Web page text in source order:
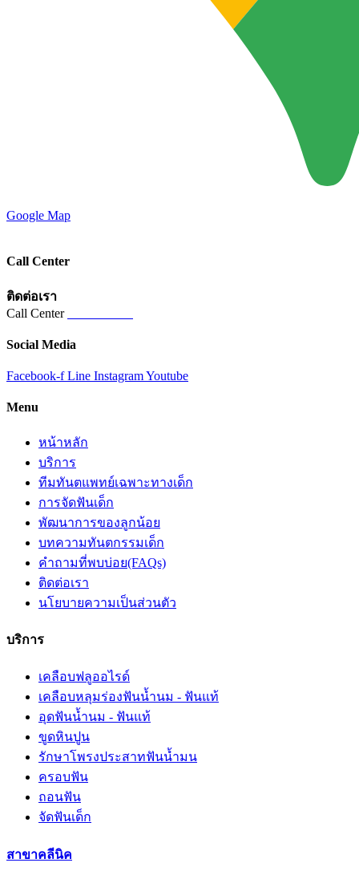
Google Map
Call Center
ติดต่อเรา
Call Center
Social Media
Facebook-f Line InstagramYoutube
Menu
หน้าหลัก
บริการ
ทีมทันตแพทย์เฉพาะทางเด็ก
การจัดฟันเด็ก
พัฒนาการของลูกน้อย
บทความทันตกรรมเด็ก
คำถามที่พบบ่อย(FAQs)
ติดต่อเรา
นโยบายความเป็นส่วนตัว
บริการ
เคลือบฟลูออไรด์
เคลือบหลุมร่องฟันน้ำนม - ฟันแท้
อุดฟันน้ำนม - ฟันแท้
ขูดหินปูน
รักษาโพรงประสาทฟันน้ำมน
ครอบฟัน
ถอนฟัน
จัดฟันเด็ก
สาขาคลีนิค